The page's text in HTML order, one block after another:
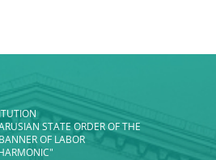
STATE ORDER OF THE
OF LABOR